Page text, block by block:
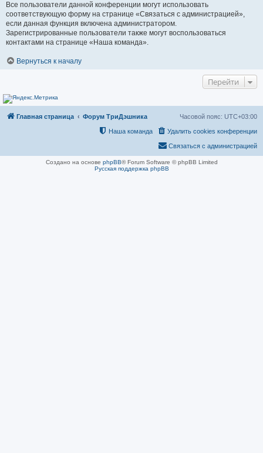
Все пользователи данной конференции могут использовать
соответствующую форму на странице «Связаться с администрацией»,
если данная функция включена администратором.
Зарегистрированные пользователи также могут воспользоваться
контактами на странице «Наша команда».
Вернуться к началу
Перейти
Главная страница Форум ТриДэшника Часовой пояс: UTC+03:00
Удалить cookies конференции
Наша команда
Связаться с администрацией
Создано на основе phpBB® Forum Software © phpBB Limited
Русская поддержка phpBB